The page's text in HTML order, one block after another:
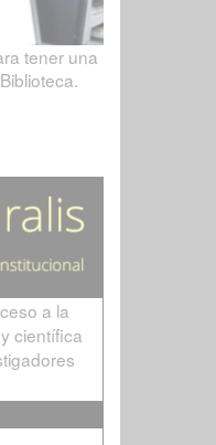
tener una
a la
científica